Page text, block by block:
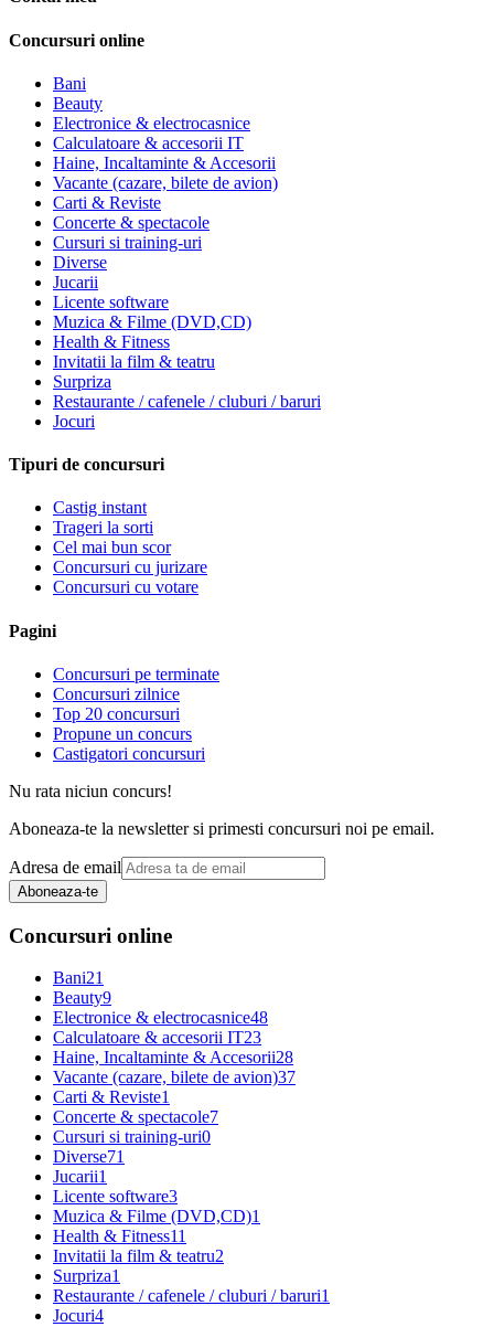
Concursuri online
Bani
Beauty
Electronice & electrocasnice
Calculatoare & accesorii IT
Haine, Incaltaminte & Accesorii
Vacante (cazare, bilete de avion)
Carti & Reviste
Concerte & spectacole
Cursuri si training-uri
Diverse
Jucarii
Licente software
Muzica & Filme (DVD,CD)
Health & Fitness
Invitatii la film & teatru
Surpriza
Restaurante / cafenele / cluburi / baruri
Jocuri
Tipuri de concursuri
Castig instant
Trageri la sorti
Cel mai bun scor
Concursuri cu jurizare
Concursuri cu votare
Pagini
Concursuri pe terminate
Concursuri zilnice
Top 20 concursuri
Propune un concurs
Castigatori concursuri
Nu rata niciun concurs!
Aboneaza-te la newsletter si primesti concursuri noi pe email.
Adresa de email
Aboneaza-te
Concursuri online
Bani21
Beauty9
Electronice & electrocasnice48
Calculatoare & accesorii IT23
Haine, Incaltaminte & Accesorii28
Vacante (cazare, bilete de avion)37
Carti & Reviste1
Concerte & spectacole7
Cursuri si training-uri0
Diverse71
Jucarii1
Licente software3
Muzica & Filme (DVD,CD)1
Health & Fitness11
Invitatii la film & teatru2
Surpriza1
Restaurante / cafenele / cluburi / baruri1
Jocuri4